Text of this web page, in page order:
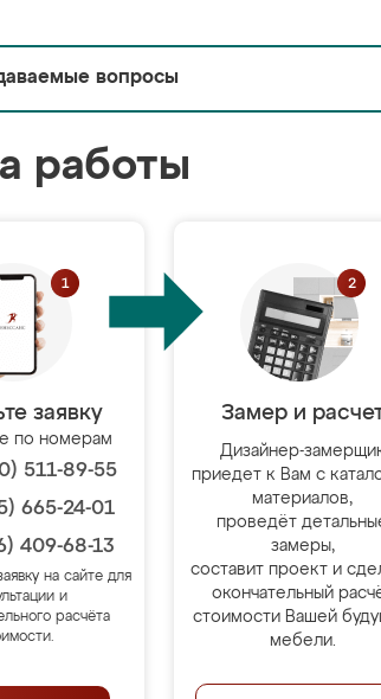
вопросы
работы
заявку
по номерам
511-89-55
665-24-01
409-68-13
на сайте для
и
расчёта
Замер и
Дизайнер-
приедет к Вам с
материалов,
проведёт
замеры,
составит проект и
окончательный
стоимости Вашей
мебели.